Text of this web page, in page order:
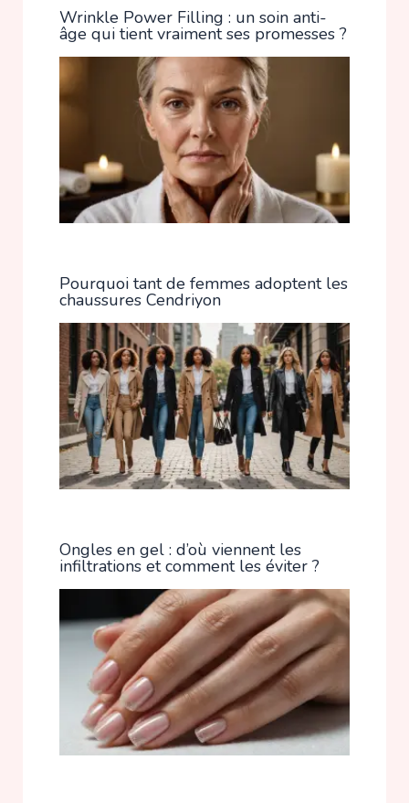
Wrinkle Power Filling : un soin anti-
âge qui tient vraiment ses promesses ?
Pourquoi tant de femmes adoptent les
chaussures Cendriyon
Ongles en gel : d’où viennent les
infiltrations et comment les éviter ?